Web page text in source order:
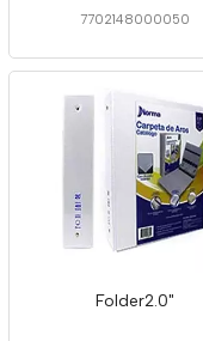
7702148000050
Folder2.0"